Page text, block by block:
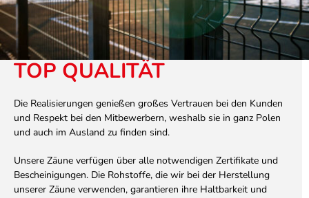
TOP QUALITÄT
Die Realisierungen genießen großes Vertrauen bei den Kunden
und Respekt bei den Mitbewerbern, weshalb sie in ganz Polen
und auch im Ausland zu finden sind.
Unsere Zäune verfügen über alle notwendigen Zertifikate und
Bescheinigungen. Die Rohstoffe, die wir bei der Herstellung
unserer Zäune verwenden, garantieren ihre Haltbarkeit und